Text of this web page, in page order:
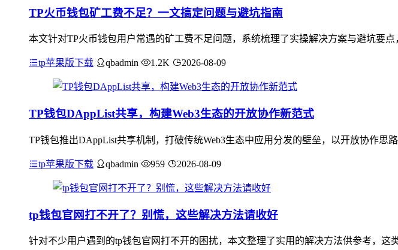
TP火币钱包矿工费不足？一文搞定问题与避坑指南
本文针对TP火币钱包用户常遇的矿工费不足问题，系统梳理了实操解决方案与避坑要
tp苹果版下载 qbadmin 1.2K 2026-08-09
TP钱包DAppList共享，构建Web3生态的开放协作新范式
TP钱包推出DAppList共享机制，打破传统Web3生态中应用分发的壁垒，以开放协作
tp苹果版下载 qbadmin 959 2026-08-09
tp钱包官网打不开了？别慌，这些解决方法请收好
针对不少用户遇到的tp钱包官网打不开的困扰，本文整理了实用的解决方法供参考，